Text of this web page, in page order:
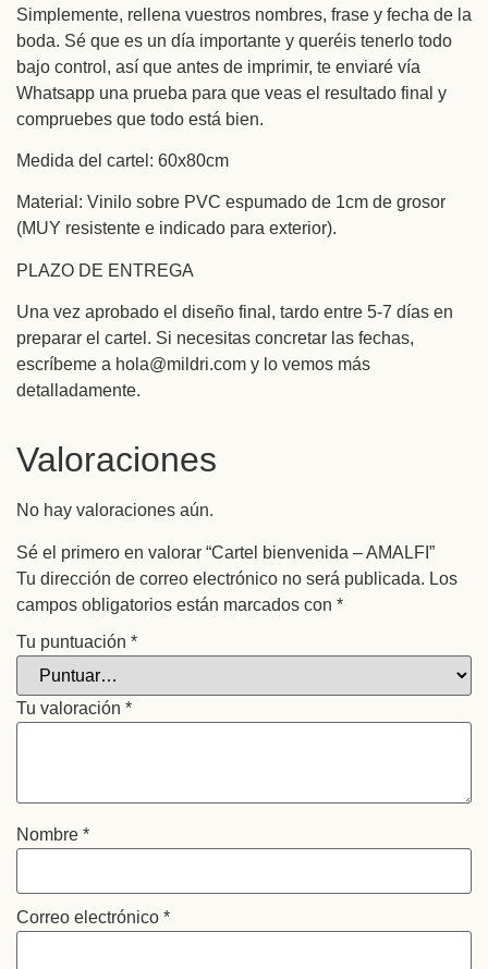
Simplemente, rellena vuestros nombres, frase y fecha de la
boda. Sé que es un día importante y queréis tenerlo todo
bajo control, así que antes de imprimir, te enviaré vía
Whatsapp una prueba para que veas el resultado final y
compruebes que todo está bien.
Medida del cartel: 60x80cm
Material: Vinilo sobre PVC espumado de 1cm de grosor
(MUY resistente e indicado para exterior).
PLAZO DE ENTREGA
Una vez aprobado el diseño final, tardo entre 5-7 días en
preparar el cartel. Si necesitas concretar las fechas,
escríbeme a hola@mildri.com y lo vemos más
detalladamente.
Valoraciones
No hay valoraciones aún.
Sé el primero en valorar “Cartel bienvenida – AMALFI”
Tu dirección de correo electrónico no será publicada. Los
campos obligatorios están marcados con *
Tu puntuación *
Tu valoración *
Nombre *
Correo electrónico *